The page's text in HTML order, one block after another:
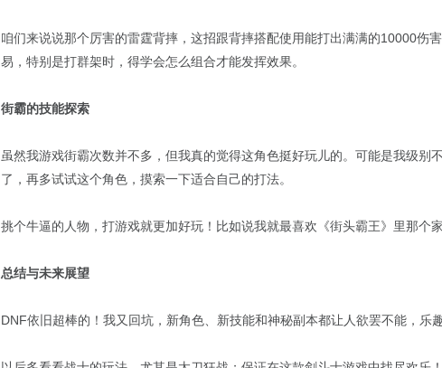
咱们来说说那个厉害的雷霆背摔，这招跟背摔搭配使用能打出满满的10000伤
易，特别是打群架时，得学会怎么组合才能发挥效果。
街霸的技能探索
虽然我游戏街霸次数并不多，但我真的觉得这角色挺好玩儿的。可能是我级
了，再多试试这个角色，摸索一下适合自己的打法。
挑个牛逼的人物，打游戏就更加好玩！比如说我就最喜欢《街头霸王》里那个
总结与未来展望
DNF依旧超棒的！我又回坑，新角色、新技能和神秘副本都让人欲罢不能，乐